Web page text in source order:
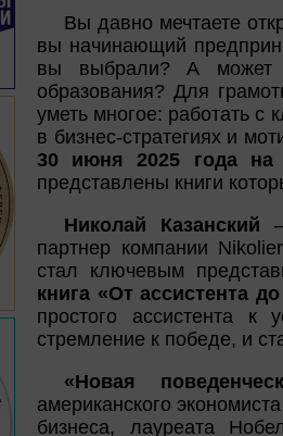
Вы давно мечтаете
вы начинающий
вы выбрали? А может
образования? Для
уметь многое: работать с
в бизнес-стратегиях и
30 июня 2025 года на
представлены книги
Николай Казанский
партнер компании
стал ключевым
книга «От ассистента
простого ассистента
стремление к победе, и
«Новая
американского
бизнеса, лауреата